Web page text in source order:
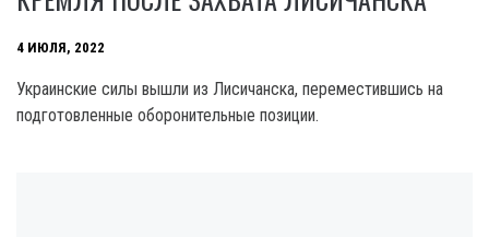
4 ИЮЛЯ, 2022
Украинские силы вышли из Лисичанска, переместившись на
подготовленные оборонительные позиции.